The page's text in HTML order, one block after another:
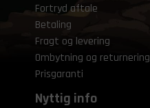
Fortryd aftale
Betaling
Fragt og levering
Ombytning og returnering
Prisgaranti
Nyttig info